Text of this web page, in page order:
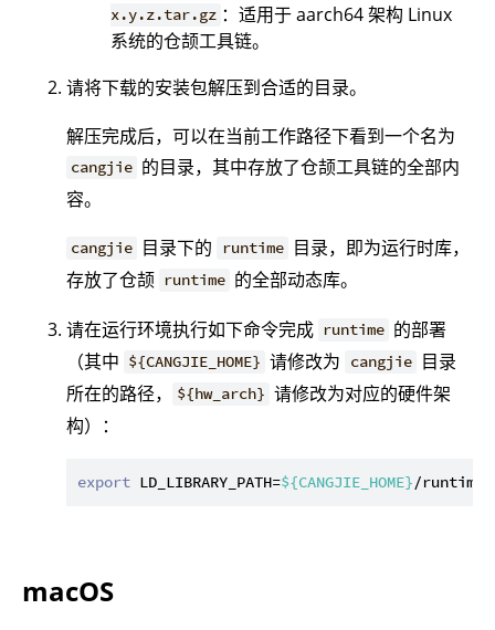
x.y.z.tar.gz ：适用于 aarch64 架构 Linux
系统的仓颉工具链。
请将下载的安装包解压到合适的目录。
解压完成后，可以在当前工作路径下看到一个名为
cangjie 的目录，其中存放了仓颉工具链的全部内
容。
cangjie 目录下的 runtime 目录，即为运行时库，
存放了仓颉 runtime 的全部动态库。
请在运行环境执行如下命令完成 runtime 的部署
（其中 ${CANGJIE_HOME} 请修改为 cangjie 目录
所在的路径，
${hw_arch} 请修改为对应的硬件架
构）：
export LD_LIBRARY_PATH=${CANGJIE_HOME}/
macOS